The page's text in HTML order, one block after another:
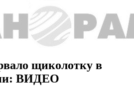
щиколотку в
ВИДЕО